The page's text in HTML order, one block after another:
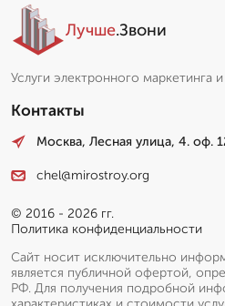
Лучше.Звони
Услуги электронного маркетинга
Контакты
Москва, Лесная улица, 4. оф.
chel@mirostroy.org
© 2016 - 2026 гг.
Политика конфиденциальности
Сайт носит исключительно
является публичной офертой,
РФ. Для получения подробной